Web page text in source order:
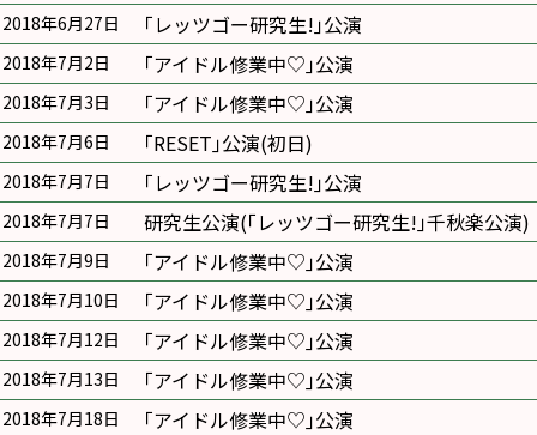
2018年6月27日 ｢レッツゴー研究生!｣公演
2018年7月2日 ｢アイドル修業中♡｣公演
2018年7月3日 ｢アイドル修業中♡｣公演
2018年7月6日 ｢RESET｣公演(初日)
2018年7月7日 ｢レッツゴー研究生!｣公演
2018年7月7日 研究生公演(｢レッツゴー研究生!｣千秋楽公演)
2018年7月9日 ｢アイドル修業中♡｣公演
2018年7月10日 ｢アイドル修業中♡｣公演
2018年7月12日 ｢アイドル修業中♡｣公演
2018年7月13日 ｢アイドル修業中♡｣公演
2018年7月18日 ｢アイドル修業中♡｣公演